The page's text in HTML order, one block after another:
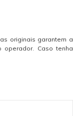
originais garantem a
Caso tenha